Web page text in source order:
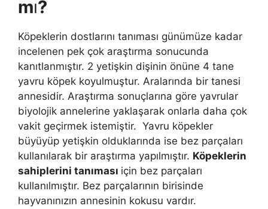
mı?
Köpeklerin dostlarını tanıması günümüze kadar
incelenen pek çok araştırma sonucunda
kanıtlanmıştır. 2 yetişkin dişinin önüne 4 tane
yavru köpek koyulmuştur. Aralarında bir tanesi
annesidir. Araştırma sonuçlarına göre yavrular
biyolojik annelerine yaklaşarak onlarla daha çok
vakit geçirmek istemiştir. Yavru köpekler
büyüyüp yetişkin olduklarında ise bez parçaları
kullanılarak bir araştırma yapılmıştır. Köpeklerin
sahiplerini tanıması için bez parçaları
kullanılmıştır. Bez parçalarının birisinde
hayvanınızın annesinin kokusu vardır.